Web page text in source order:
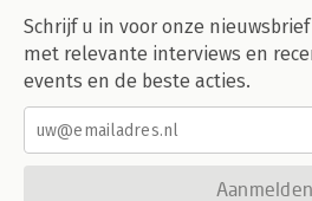
Schrijf u in voor onze
met relevante interviews en
events en de beste acties.
Aanmelden